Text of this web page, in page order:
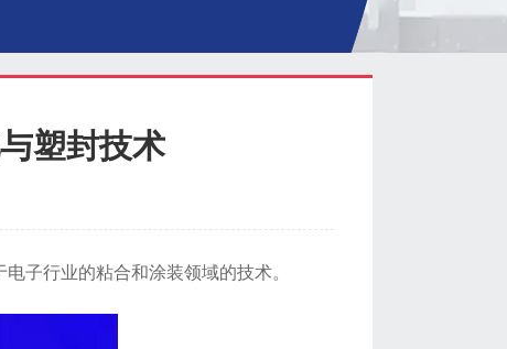
塑封技术
子行业的粘合和涂装领域的技术。